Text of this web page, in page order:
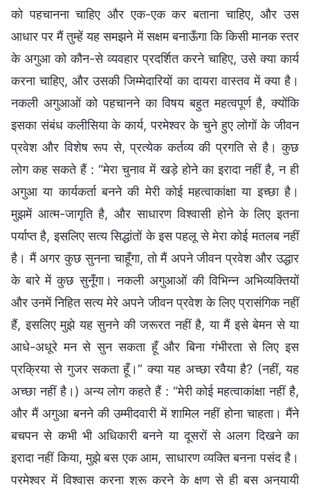
को पहचानना चाहिए और एक-एक कर बताना चाहिए, और उस
आधार पर मैं तुम्हें यह समझने में सक्षम बनाऊँगा कि किसी मानक स्तर
के अगुआ को कौन-से व्यवहार प्रदर्शित करने चाहिए, उसे क्या कार्य
करना चाहिए, और उसकी जिम्मेदारियों का दायरा वास्तव में क्या है।
नकली अगुआओं को पहचानने का विषय बहुत महत्वपूर्ण है, क्योंकि
इसका संबंध कलीसिया के कार्य, परमेश्वर के चुने हुए लोगों के जीवन
प्रवेश और विशेष रूप से, प्रत्येक कर्तव्य की प्रगति से है। कुछ
लोग कह सकते हैं : “मेरा चुनाव में खड़े होने का इरादा नहीं है, न ही
अगुआ या कार्यकर्ता बनने की मेरी कोई महत्वाकांक्षा या इच्छा है।
मुझमें आत्म-जागृति है, और साधारण विश्वासी होने के लिए इतना
पर्याप्त है, इसलिए सत्य सिद्धांतों के इस पहलू से मेरा कोई मतलब नहीं
है। मैं अगर कुछ सुनना चाहूँगा, तो मैं अपने जीवन प्रवेश और उद्धार
के बारे में कुछ सुनूँगा। नकली अगुआओं की विभिन्न अभिव्यक्तियों
और उनमें निहित सत्य मेरे अपने जीवन प्रवेश के लिए प्रासंगिक नहीं
हैं, इसलिए मुझे यह सुनने की जरूरत नहीं है, या मैं इसे बेमन से या
आधे-अधूरे मन से सुन सकता हूँ और बिना गंभीरता से लिए इस
प्रक्रिया से गुजर सकता हूँ।” क्या यह अच्छा रवैया है? (नहीं, यह
अच्छा नहीं है।) अन्य लोग कहते हैं : “मेरी कोई महत्वाकांक्षा नहीं है,
और मैं अगुआ बनने की उम्मीदवारी में शामिल नहीं होना चाहता। मैंने
बचपन से कभी भी अधिकारी बनने या दूसरों से अलग दिखने का
इरादा नहीं किया, मुझे बस एक आम, साधारण व्यक्ति बनना पसंद है।
परमेश्वर में विश्वास करना शुरू करने के क्षण से ही बस अनुयायी